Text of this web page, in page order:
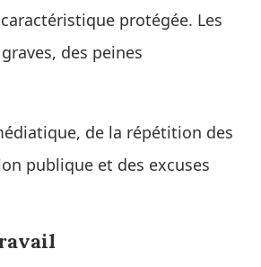
protégée. Les
des peines
de la répétition des
publique et des excuses